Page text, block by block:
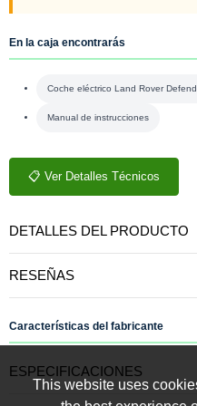
This website uses
En la caja encontrarás
Coche eléctrico Land Rover
Manual de instrucciones
📋 Ver Detalles Técnicos
DETALLES DEL PRODUCTO
RESEÑAS
Características del fabricante
ESPECIFICACIONES